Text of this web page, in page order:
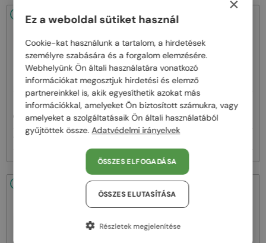
48/72
Dior—Napszemüvegek
CDIOR S1F - 35A0 D - 56
48/72
Dior—Napszemüvegek
DIORB23 S4I - 64A0 V - 56
48/72
×
Ez a weboldal sütiket használ
Cookie-kat használunk a tartalom, a hirdetések
személyre szabására és a forgalom elemzésére.
Webhelyünk Ön általi használatára vonatkozó
információkat megosztjuk hirdetési és elemző
partnereinkkel is, akik egyesíthetik azokat más
információkkal, amelyeket Ön biztosított számukra, vagy
amelyeket a szolgáltatásaik Ön általi használatából
gyűjtöttek össze. Adatvédelmi irányelvek
ÖSSZES ELFOGADÁSA
ÖSSZES ELUTASÍTÁSA
Részletek megjelenítése